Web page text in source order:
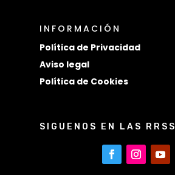
INFORMACIÓN
Política de Privacidad
Aviso legal
Política de Cookies
SIGUENOS EN LAS RRSS